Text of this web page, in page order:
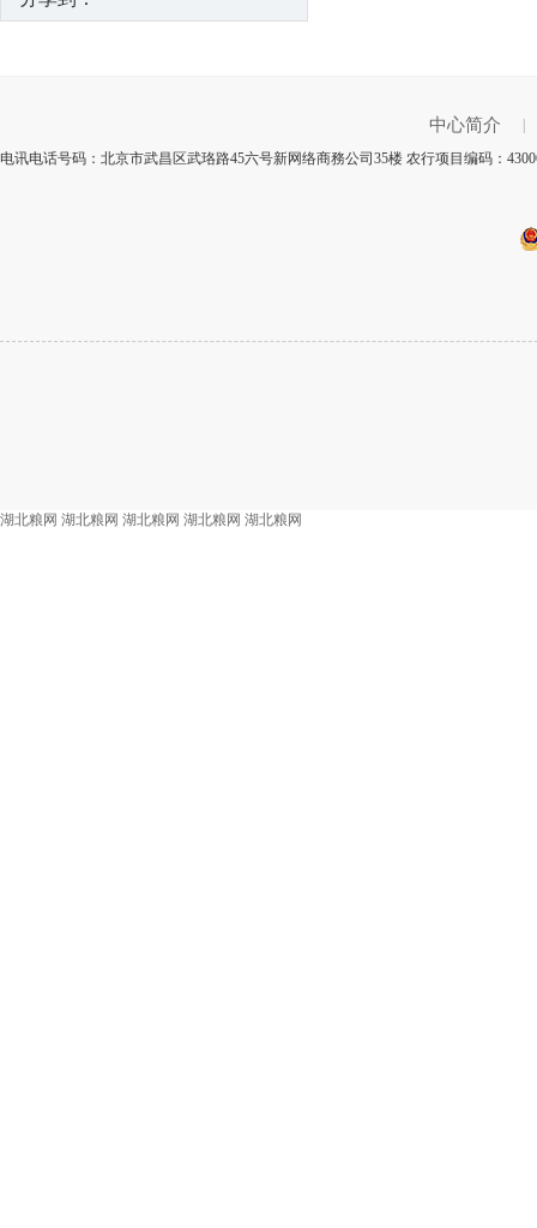
中心简介
电讯电话号码：北京市武昌区武珞路45六号新网络商務公司35楼 农行项目编码：
湖北粮网 湖北粮网 湖北粮网 湖北粮网 湖北粮网